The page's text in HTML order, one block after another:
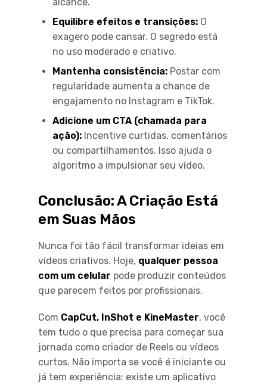
Equilibre efeitos e transições: O
exagero pode cansar. O segredo está
no uso moderado e criativo.
Mantenha consistência: Postar com
regularidade aumenta a chance de
engajamento no Instagram e TikTok.
Adicione um CTA (chamada para
ação): Incentive curtidas, comentários
ou compartilhamentos. Isso ajuda o
algoritmo a impulsionar seu vídeo.
Conclusão: A Criação Está
em Suas Mãos
Nunca foi tão fácil transformar ideias em
vídeos criativos. Hoje, qualquer pessoa
com um celular pode produzir conteúdos
que parecem feitos por profissionais.
Com CapCut, InShot e KineMaster, você
tem tudo o que precisa para começar sua
jornada como criador de Reels ou vídeos
curtos. Não importa se você é iniciante ou
já tem experiência: existe um aplicativo